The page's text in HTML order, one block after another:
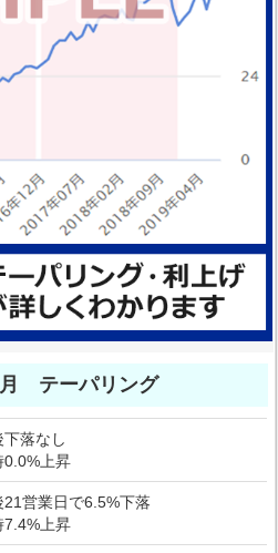
月 テーパリング
下落なし
0.0%上昇
21営業日で6.5%下落
7.4%上昇